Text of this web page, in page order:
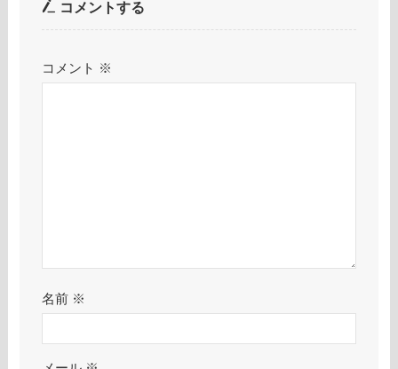
コメントする
コメント ※
名前 ※